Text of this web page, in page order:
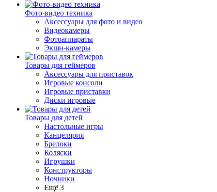
Фото-видео техника
Аксессуары для фото и видео
Видеокамеры
Фотоаппараты
Экшн-камеры
Товары для геймеров
Аксессуары для приставок
Игровые консоли
Игровые приставки
Диски игровые
Товары для детей
Настольные игры
Канцелярия
Брелоки
Коляски
Игрушки
Конструкторы
Ночники
Ещё 3